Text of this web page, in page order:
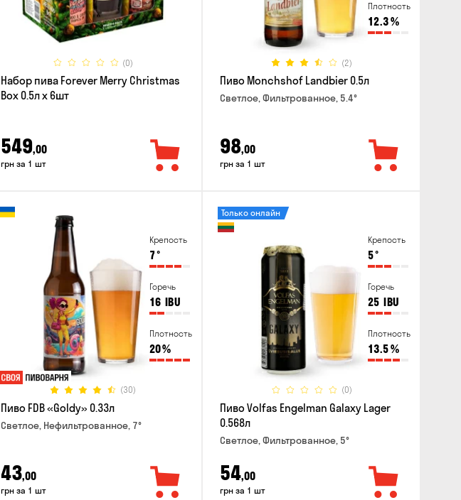
(0)
Набор пива Forever Merry Christmas
Box 0.5л x 6шт
549,00
грн за 1 шт
Плотность
12.3%
(2)
Пиво Monchshof Landbier 0.5л
Светлое, Фильтрованное, 5.4°
98,00
грн за 1 шт
Крепость
7°
Горечь
16 IBU
Плотность
20%
(30)
Пиво FDB «Goldy» 0.33л
Светлое, Нефильтрованное, 7°
43,00
грн за 1 шт
Крепость
5°
Горечь
25 IBU
Плотность
13.5%
(0)
Только онлайн
Пиво Volfas Engelman Galaxy Lager
0.568л
Светлое, Фильтрованное, 5°
54,00
грн за 1 шт